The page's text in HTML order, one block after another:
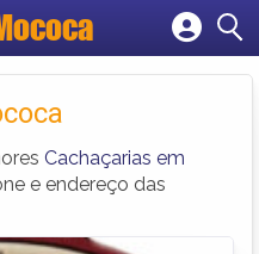
conta
Cachaçarias em
e endereço das